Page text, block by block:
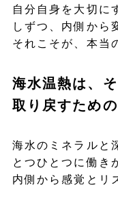
自分自身を大切に
しずつ、内側から
それこそが、本当
海水温熱は、
取り戻すため
海水のミネラルと
とつひとつに働き
内側から感覚とリ